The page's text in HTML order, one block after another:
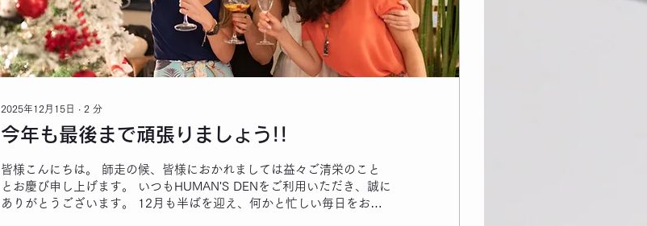
2025年12月15日 ∙ 2 分
今年も最後まで頑張りましょう!!
皆様こんにちは。 師走の候、皆様におかれましては益々ご清栄のこと
とお慶び申し上げます。 いつもHUMAN'S DENをご利用いただき、誠に
ありがとうございます。 12月も半ばを迎え、何かと忙しい毎日をお過